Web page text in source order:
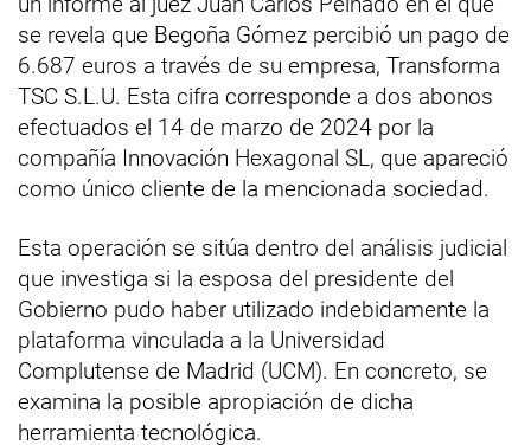
se revela que Begoña Gómez percibió un pago de
6.687 euros a través de su empresa, Transforma
TSC S.L.U. Esta cifra corresponde a dos abonos
efectuados el 14 de marzo de 2024 por la
compañía Innovación Hexagonal SL, que apareció
como único cliente de la mencionada sociedad.
Esta operación se sitúa dentro del análisis judicial
que investiga si la esposa del presidente del
Gobierno pudo haber utilizado indebidamente la
plataforma vinculada a la Universidad
Complutense de Madrid (UCM). En concreto, se
examina la posible apropiación de dicha
herramienta tecnológica.